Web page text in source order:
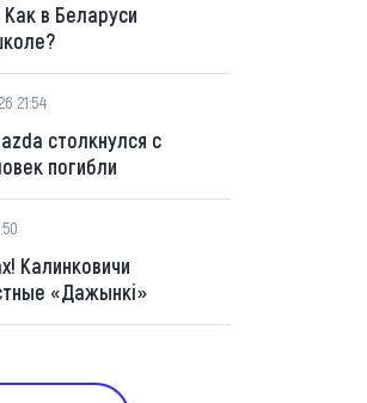
в Беларуси
21:54
столкнулся с
погибли
Калинковичи
«Дажынкі»